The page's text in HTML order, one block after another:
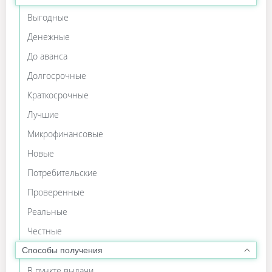
Выгодные
Денежные
До аванса
Долгосрочные
Краткосрочные
Лучшие
Микрофинансовые
Новые
Потребительские
Проверенные
Реальные
Честные
Способы получения